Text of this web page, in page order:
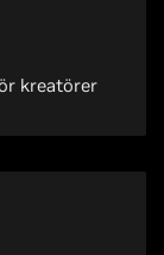
kreatörer